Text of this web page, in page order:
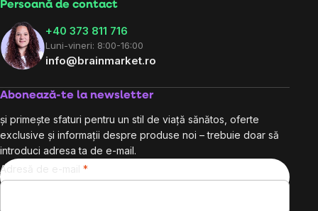
Persoană de contact
+40 373 811 716
Luni-vineri: 8:00-16:00
info@brainmarket.ro
Abonează-te la newsletter
și primește sfaturi pentru un stil de viață sănătos, oferte
exclusive și informații despre produse noi – trebuie doar să
introduci adresa ta de e-mail.
Adresă de e-mail